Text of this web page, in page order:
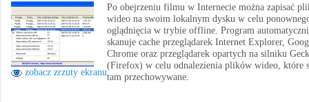
zobacz zrzuty ekranu
Po obejrzeniu filmu w Internecie można zapisać
wideo na swoim lokalnym dysku w celu
oglądnięcia w trybie offline. Program
skanuje cache przeglądarek Internet Explorer,
Chrome oraz przeglądarek opartych na silniku
(Firefox) w celu odnalezienia plików wideo, które
tam przechowywane.